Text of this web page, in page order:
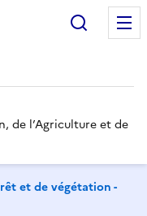
de l’Agriculture et de
et de végétation -